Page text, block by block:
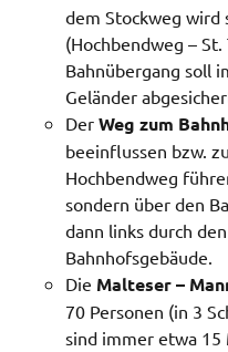
dem Stockweg wird
(Hochbendweg –
Bahnübergang soll
Geländer
Der Weg zum
beeinflussen bzw.
Hochbendweg
sondern über den
dann links durch
Bahnhofsgebäude.
Die Malteser –
70 Personen (in 3
sind immer etwa